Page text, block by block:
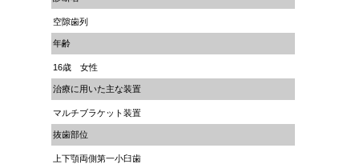
空隙歯列
年齢
16歳 女性
治療に用いた主な装置
マルチブラケット装置
抜歯部位
上下顎両側第一小臼歯